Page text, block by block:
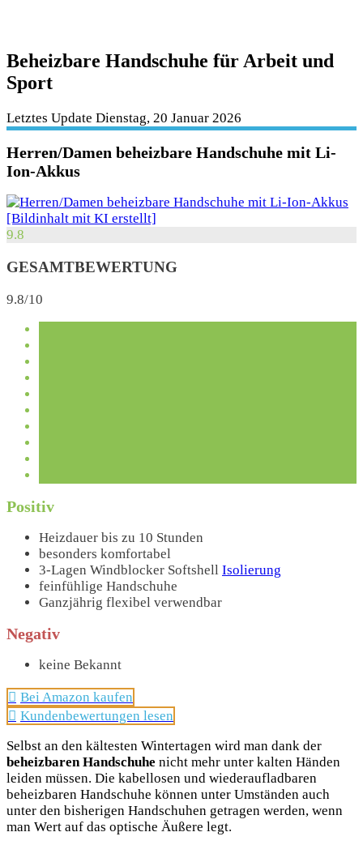
Beheizbare Handschuhe für Arbeit und
Sport
Letztes Update Dienstag, 20 Januar 2026
Herren/Damen beheizbare Handschuhe mit Li-
Ion-Akkus
9.8
GESAMTBEWERTUNG
9.8/10
Positiv
Heizdauer bis zu 10 Stunden
besonders komfortabel
3-Lagen Windblocker Softshell Isolierung
feinfühlige Handschuhe
Ganzjährig flexibel verwendbar
Negativ
keine Bekannt
Bei Amazon kaufen
Kundenbewertungen lesen
Selbst an den kältesten Wintertagen wird man dank der
beheizbaren Handschuhe nicht mehr unter kalten Händen
leiden müssen. Die kabellosen und wiederaufladbaren
beheizbaren Handschuhe können unter Umständen auch
unter den bisherigen Handschuhen getragen werden, wenn
man Wert auf das optische Äußere legt.